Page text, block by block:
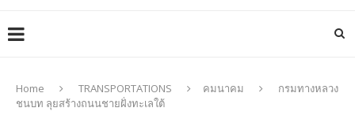
Home TRANSPORTATIONS คมนาคม
กรมทางหลวง
ชนบท ลุยสร้างถนนชายฝั่งทะเลใต้